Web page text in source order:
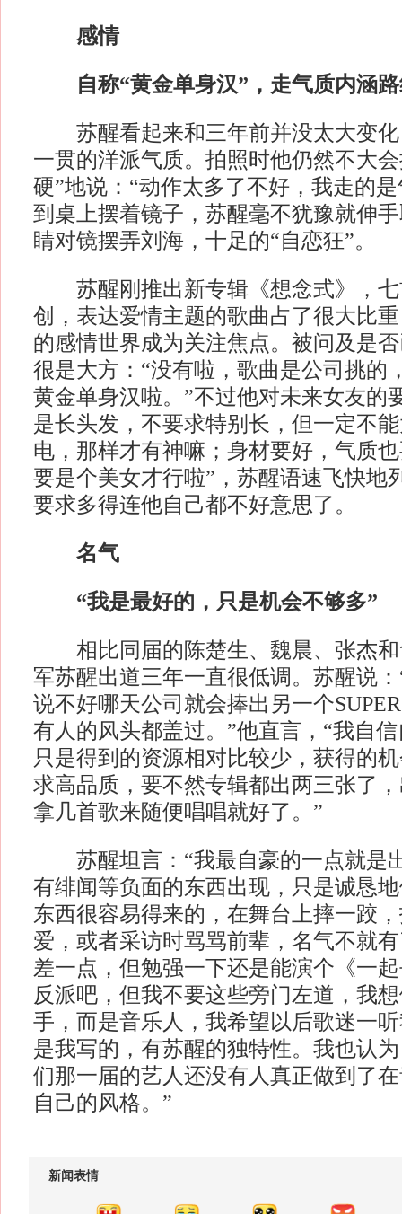
感情
自称“黄金单身汉”，走气质内涵路
苏醒看起来和三年前并没太大变化
一贯的洋派气质。拍照时他仍然不大会
硬”地说：“动作太多了不好，我走的
到桌上摆着镜子，苏醒毫不犹豫就伸
睛对镜摆弄刘海，十足的“自恋狂”。
苏醒刚推出新专辑《想念式》，七
创，表达爱情主题的歌曲占了很大比
的感情世界成为关注焦点。被问及是
很是大方：“没有啦，歌曲是公司挑的
黄金单身汉啦。”不过他对未来女友的
是长头发，不要求特别长，但一定不
电，那样才有神嘛；身材要好，气质
要是个美女才行啦”，苏醒语速飞快地
要求多得连他自己都不好意思了。
名气
“我是最好的，只是机会不够多”
相比同届的陈楚生、魏晨、张杰和
军苏醒出道三年一直很低调。苏醒说
说不好哪天公司就会捧出另一个
有人的风头都盖过。”他直言，“我自
只是得到的资源相对比较少，获得的
求高品质，要不然专辑都出两三张了
拿几首歌来随便唱唱就好了。”
苏醒坦言：“我最自豪的一点就是
有绯闻等负面的东西出现，只是诚恳
东西很容易得来的，在舞台上摔一跤
爱，或者采访时骂骂前辈，名气不就
差一点，但勉强一下还是能演个《一
反派吧，但我不要这些旁门左道，我
手，而是音乐人，我希望以后歌迷一
是我写的，有苏醒的独特性。我也认
们那一届的艺人还没有人真正做到了
自己的风格。”
新闻表情